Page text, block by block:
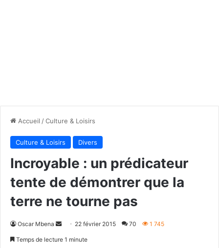
Accueil /Culture & Loisirs
Culture & Loisirs Divers
Incroyable : un prédicateur
tente de démontrer que la
terre ne tourne pas
Oscar Mbena
Envoyer22 février 2015 70 1 745
Temps de lecture 1 minute